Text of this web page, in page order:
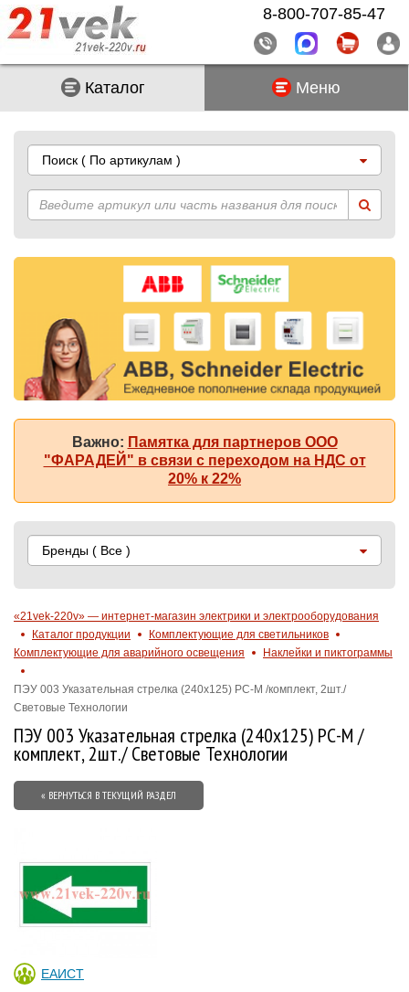
Каталог Меню
Поиск ( По артикулам )
Важно: Памятка для партнеров ООО
"ФАРАДЕЙ" в связи с переходом на НДС от
20% к 22%
Бренды ( Все )
«21vek-220v» — интернет-магазин электрики и электрооборудования
Каталог продукции
Комплектующие для светильников
Комплектующие для аварийного освещения
Наклейки и пиктограммы
ПЭУ 003 Указательная стрелка (240х125) РС-M /комплект, 2шт./
Световые Технологии
ПЭУ 003 Указательная стрелка (240х125) РС-M /
комплект, 2шт./ Световые Технологии
« ВЕРНУТЬСЯ В ТЕКУЩИЙ РАЗДЕЛ
ЕАИСТ
8-800-707-85-47